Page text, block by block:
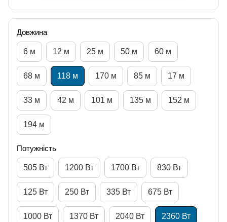
Довжина
6 м 12 м 25 м 50 м 60 м
68 м 118 м 170 м 85 м 17 м
33 м 42 м 101 м 135 м 152 м
194 м
Потужність
505 Вт 1200 Вт 1700 Вт 830 Вт
125 Вт 250 Вт 335 Вт 675 Вт
1000 Вт 1370 Вт 2040 Вт 2360 Вт